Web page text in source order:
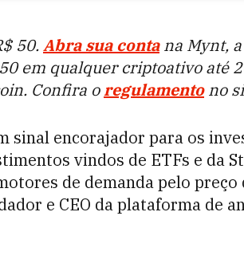
50.Abra sua contana Mynt,
em qualquer criptoativo até
Confira oregulamento no
sinal encorajador para os
vindos de ETFs e da
de demanda pelo preço
e CEO da plataforma de